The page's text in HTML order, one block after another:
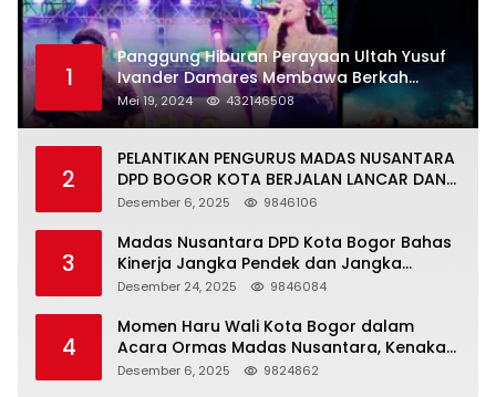
1
Panggung Hiburan Perayaan Ultah Yusuf
Ivander Damares Membawa Berkah
Warga Kejapanan
Mei 19, 2024 432146508
2
PELANTIKAN PENGURUS MADAS NUSANTARA
DPD BOGOR KOTA BERJALAN LANCAR DAN
KHIDMAT
Desember 6, 2025 9846106
3
Madas Nusantara DPD Kota Bogor Bahas
Kinerja Jangka Pendek dan Jangka
Panjang
Desember 24, 2025 9846084
4
Momen Haru Wali Kota Bogor dalam
Acara Ormas Madas Nusantara, Kenakan
Peci Hitam Tinggi sebagai Simbol
Desember 6, 2025 9824862